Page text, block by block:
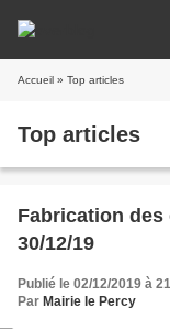
Accueil » Top articles
Top articles
Fabrication des
30/12/19
Publié le 02/12/2019 à
Par Mairie le Percy